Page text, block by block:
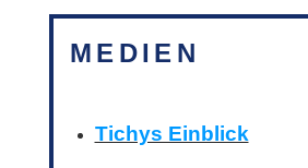
MEDIEN
Tichys Einblick